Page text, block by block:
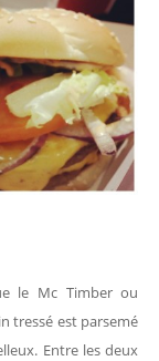
le Mc Timber ou
tressé est parsemé
Entre les deux